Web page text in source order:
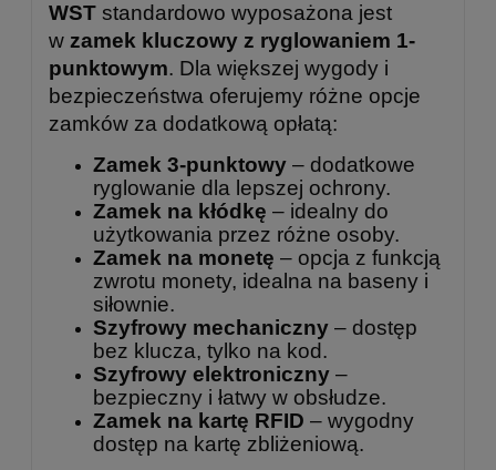
WST standardowo wyposażona jest
w zamek kluczowy z ryglowaniem 1-
punktowym. Dla większej wygody i
bezpieczeństwa oferujemy różne opcje
zamków za dodatkową opłatą:
Zamek 3-punktowy – dodatkowe
ryglowanie dla lepszej ochrony.
Zamek na kłódkę – idealny do
użytkowania przez różne osoby.
Zamek na monetę – opcja z funkcją
zwrotu monety, idealna na baseny i
siłownie.
Szyfrowy mechaniczny – dostęp
bez klucza, tylko na kod.
Szyfrowy elektroniczny –
bezpieczny i łatwy w obsłudze.
Zamek na kartę RFID – wygodny
dostęp na kartę zbliżeniową.